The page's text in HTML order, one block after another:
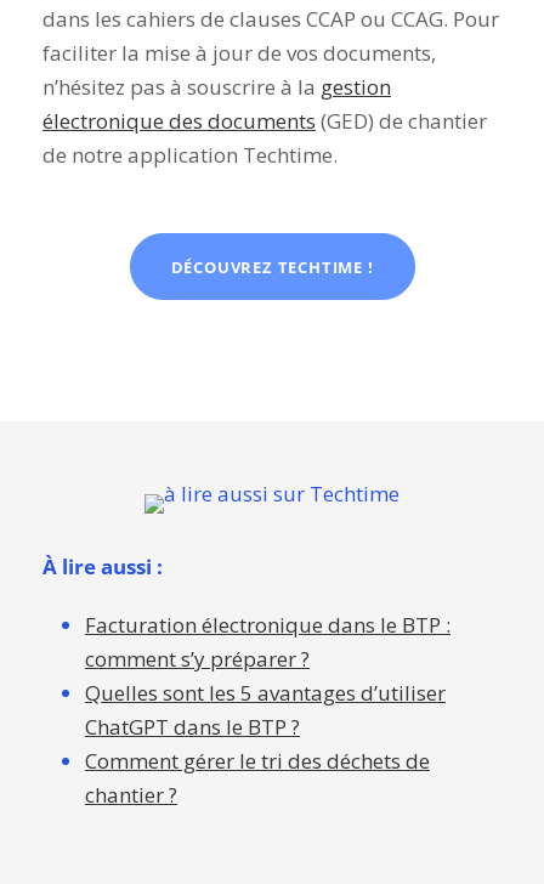
dans les cahiers de clauses CCAP ou CCAG. Pour
faciliter la mise à jour de vos documents,
n’hésitez pas à souscrire à la gestion
électronique des documents (GED) de chantier
de notre application Techtime.
DÉCOUVREZ TECHTIME !
À lire aussi :
Facturation électronique dans le BTP :
comment s’y préparer ?
Quelles sont les 5 avantages d’utiliser
ChatGPT dans le BTP ?
Comment gérer le tri des déchets de
chantier ?